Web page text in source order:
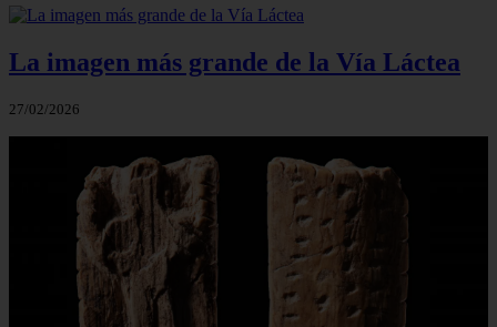
La imagen más grande de la Vía Láctea
27/02/2026